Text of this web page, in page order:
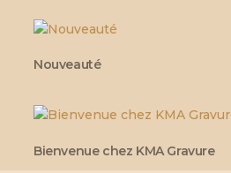
Nouveauté
Bienvenue chez KMA Gravure